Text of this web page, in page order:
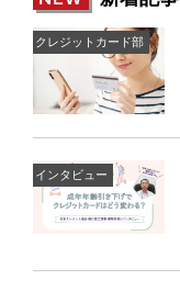
クレジットカード部
インタビュー